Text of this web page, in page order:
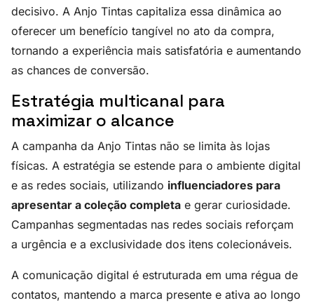
decisivo. A Anjo Tintas capitaliza essa dinâmica ao
oferecer um benefício tangível no ato da compra,
tornando a experiência mais satisfatória e aumentando
as chances de conversão.
Estratégia multicanal para
maximizar o alcance
A campanha da Anjo Tintas não se limita às lojas
físicas. A estratégia se estende para o ambiente digital
e as redes sociais, utilizando influenciadores para
apresentar a coleção completa e gerar curiosidade.
Campanhas segmentadas nas redes sociais reforçam
a urgência e a exclusividade dos itens colecionáveis.
A comunicação digital é estruturada em uma régua de
contatos, mantendo a marca presente e ativa ao longo